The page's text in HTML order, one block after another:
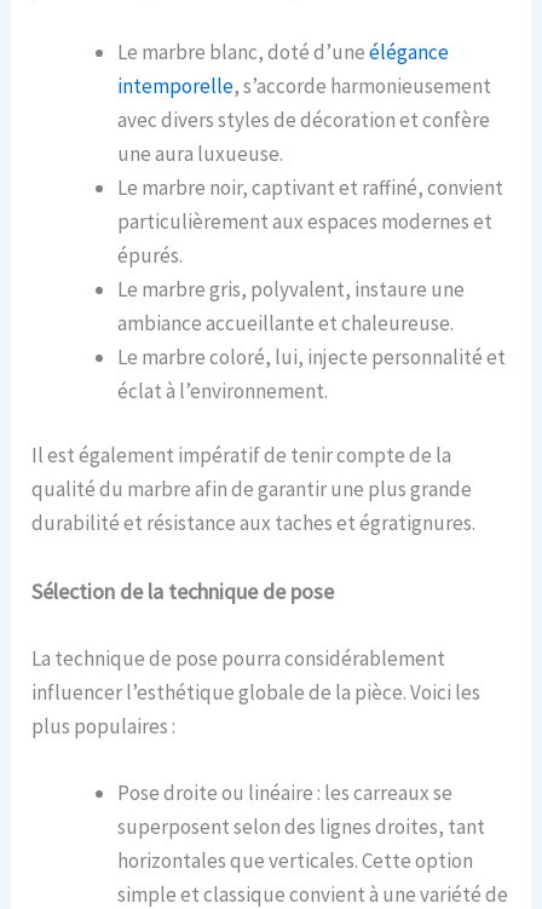
Le marbre blanc, doté d’uneélégance
intemporelle, s’accorde harmonieusement
avec divers styles de décoration et confère
une aura luxueuse.
Le marbre noir, captivant et raffiné, convient
particulièrement aux espaces modernes et
épurés.
Le marbre gris, polyvalent, instaure une
ambiance accueillante et chaleureuse.
Le marbre coloré, lui, injecte personnalité et
éclat à l’environnement.
Il est également impératif de tenir compte de la
qualité du marbre afin de garantir une plus grande
durabilité et résistance aux taches et égratignures.
Sélection de la technique de pose
La technique de pose pourra considérablement
influencer l’esthétique globale de la pièce. Voici les
plus populaires :
Pose droite ou linéaire : les carreaux se
superposent selon des lignes droites, tant
horizontales que verticales. Cette option
simple et classique convient à une variété de